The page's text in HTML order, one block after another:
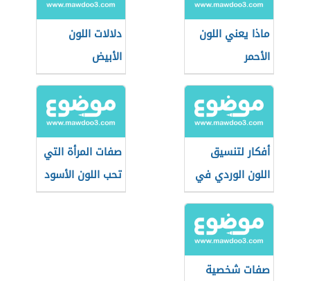
ماذا يعني اللون
الأحمر
دلالات اللون
الأبيض
أفكار لتنسيق
اللون الوردي في
الملابس للرجال
صفات المرأة التي
تحب اللون الأسود
صفات شخصية